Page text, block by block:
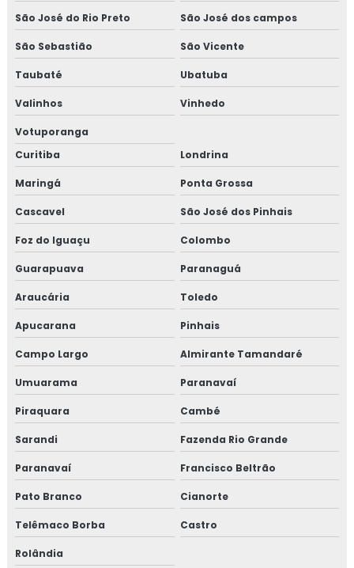
São José do Rio Preto São José dos campos
São Sebastião São Vicente
Taubaté Ubatuba
Valinhos Vinhedo
Votuporanga
Curitiba
Londrina
Maringá Ponta Grossa
Cascavel São José dos Pinhais
Foz do Iguaçu Colombo
Guarapuava Paranaguá
Araucária Toledo
Apucarana Pinhais
Campo Largo Almirante Tamandaré
Umuarama Paranavaí
Piraquara Cambé
Sarandi Fazenda Rio Grande
Paranavaí Francisco Beltrão
Pato Branco Cianorte
Telêmaco Borba Castro
Rolândia